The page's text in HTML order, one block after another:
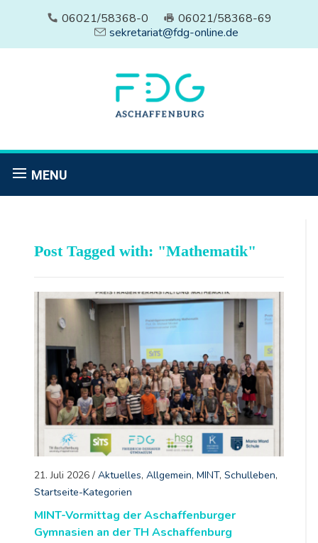
06021/58368-0
06021/58368-69
sekretariat@fdg-online.de
MENU
Post Tagged with: "Mathematik"
21. Juli 2026/ Aktuelles, Allgemein, MINT, Schulleben,
Startseite-Kategorien
MINT-Vormittag der Aschaffenburger
Gymnasien an der TH Aschaffenburg